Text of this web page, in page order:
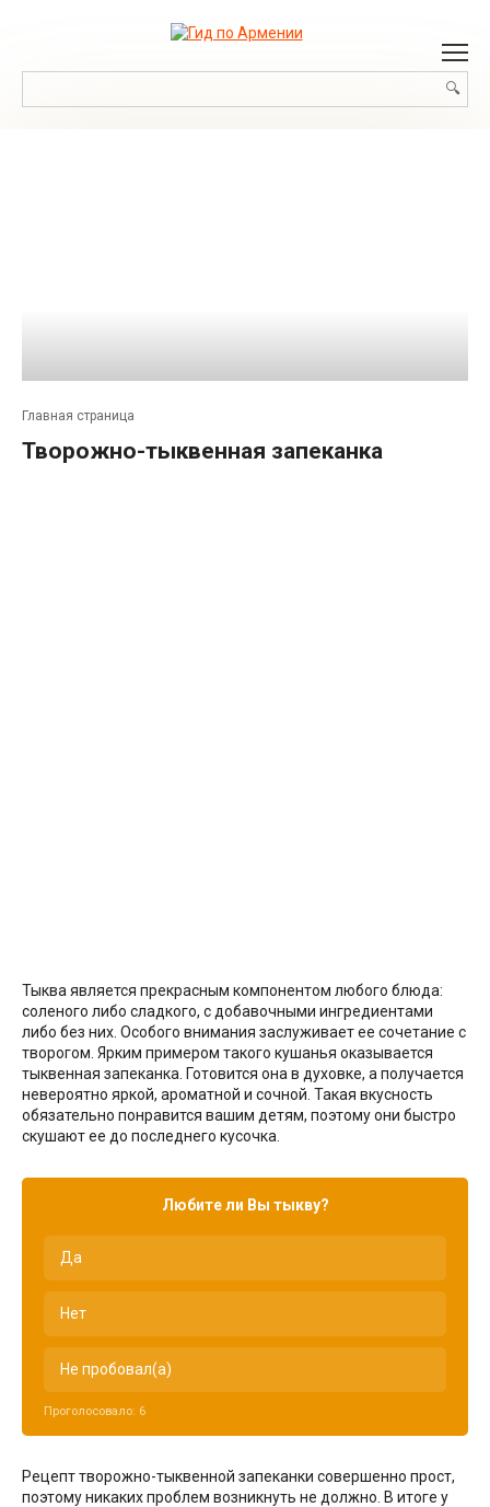
Главная страница
Творожно-тыквенная запеканка
Тыква является прекрасным компонентом любого блюда:
соленого либо сладкого, с добавочными ингредиентами
либо без них. Особого внимания заслуживает ее сочетание с
творогом. Ярким примером такого кушанья оказывается
тыквенная запеканка. Готовится она в духовке, а получается
невероятно яркой, ароматной и сочной. Такая вкусность
обязательно понравится вашим детям, поэтому они быстро
скушают ее до последнего кусочка.
Любите ли Вы тыкву?
Да
Нет
Не пробовал(а)
Проголосовало: 6
Рецепт творожно-тыквенной запеканки совершенно прост,
поэтому никаких проблем возникнуть не должно. В итоге у